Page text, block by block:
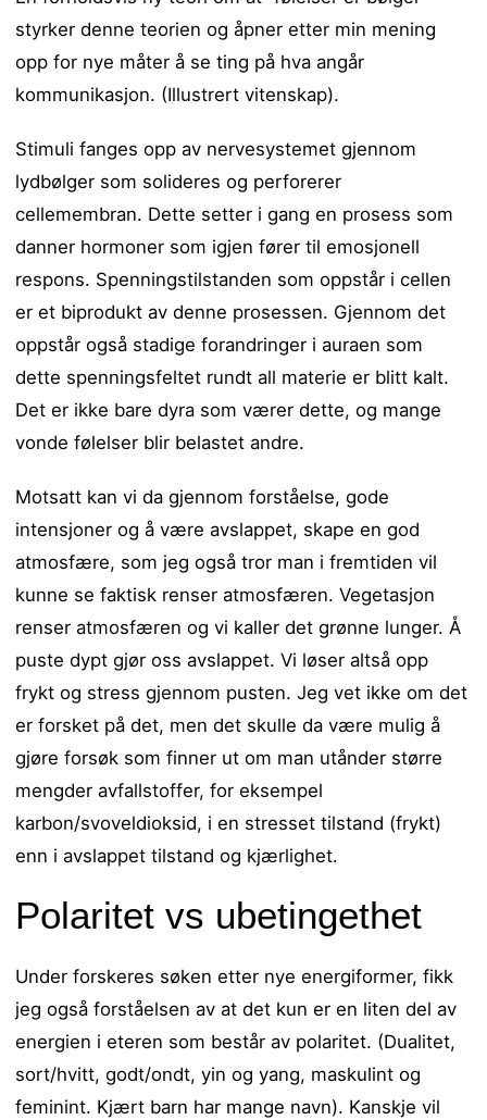
styrker denne teorien og åpner etter min mening
opp for nye måter å se ting på hva angår
kommunikasjon. (Illustrert vitenskap).
Stimuli fanges opp av nervesystemet gjennom
lydbølger som solideres og perforerer
cellemembran. Dette setter i gang en prosess som
danner hormoner som igjen fører til emosjonell
respons. Spenningstilstanden som oppstår i cellen
er et biprodukt av denne prosessen. Gjennom det
oppstår også stadige forandringer i auraen som
dette spenningsfeltet rundt all materie er blitt kalt.
Det er ikke bare dyra som værer dette, og mange
vonde følelser blir belastet andre.
Motsatt kan vi da gjennom forståelse, gode
intensjoner og å være avslappet, skape en god
atmosfære, som jeg også tror man i fremtiden vil
kunne se faktisk renser atmosfæren. Vegetasjon
renser atmosfæren og vi kaller det grønne lunger. Å
puste dypt gjør oss avslappet. Vi løser altså opp
frykt og stress gjennom pusten. Jeg vet ikke om det
er forsket på det, men det skulle da være mulig å
gjøre forsøk som finner ut om man utånder større
mengder avfallstoffer, for eksempel
karbon/svoveldioksid, i en stresset tilstand (frykt)
enn i avslappet tilstand og kjærlighet.
Polaritet vs ubetingethet
Under forskeres søken etter nye energiformer, fikk
jeg også forståelsen av at det kun er en liten del av
energien i eteren som består av polaritet. (Dualitet,
sort/hvitt, godt/ondt, yin og yang, maskulint og
feminint. Kjært barn har mange navn). Kanskje vil